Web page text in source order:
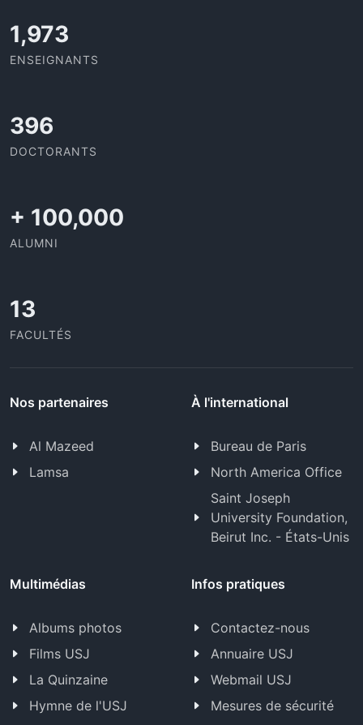
2,142
ENSEIGNANTS
432
DOCTORANTS
+ 100,000
ALUMNI
13
FACULTÉS
Nos partenaires
Al Mazeed
Lamsa
À l'international
Bureau de Paris
North America Office
Saint Joseph
University Foundation,
Beirut Inc. - États-Unis
Multimédias
Albums photos
Films USJ
La Quinzaine
Hymne de l'USJ
Infos pratiques
Contactez-nous
Annuaire USJ
Webmail USJ
Mesures de sécurité